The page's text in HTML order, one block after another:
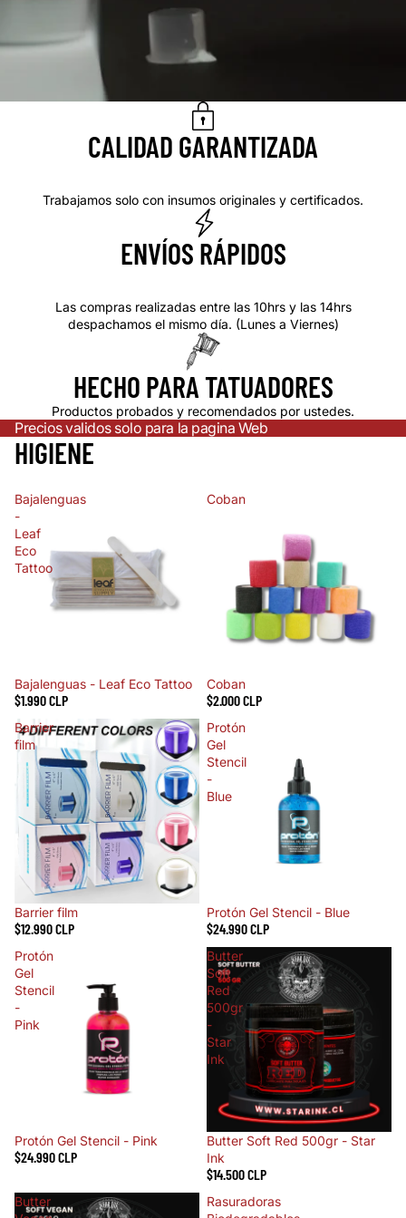
CALIDAD GARANTIZADA
Trabajamos solo con insumos originales y certificados.
ENVÍOS RÁPIDOS
Las compras realizadas entre las 10hrs y las 14hrs
despachamos el mismo día. (Lunes a Viernes)
HECHO PARA TATUADORES
Productos probados y recomendados por ustedes.
Precios validos solo para la pagina Web
HIGIENE
Bajalenguas
-
Leaf
Eco
Tattoo
Bajalenguas - Leaf Eco Tattoo
$1.990 CLP
Coban
Coban
$2.000 CLP
Barrier
film
Barrier film
$12.990 CLP
Protón
Gel
Stencil
-
Blue
Protón Gel Stencil - Blue
$24.990 CLP
Protón
Gel
Stencil
-
Pink
Protón Gel Stencil - Pink
$24.990 CLP
Butter
Soft
Red
500gr
-
Star
Ink
Butter Soft Red 500gr - Star
Ink
$14.500 CLP
Butter
Rasuradoras